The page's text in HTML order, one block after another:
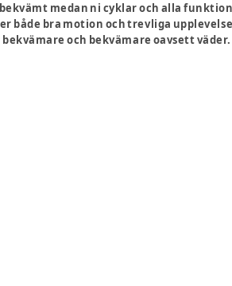
medan ni cyklar och alla
både bra motion och trevliga
och bekvämare oavsett väder.